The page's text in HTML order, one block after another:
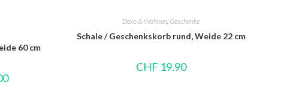
60 cm
Deko & Wohnen, Geschenke
Schale / Geschenkskorb rund, Weide 22 cm
CHF 19.90